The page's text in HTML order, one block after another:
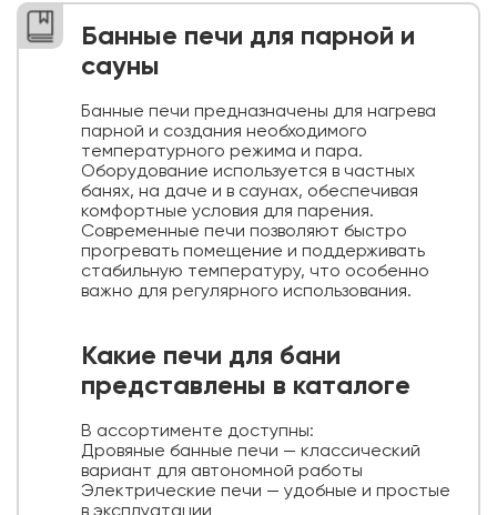
Банные печи для парной и
сауны
Банные печи предназначены для нагрева
парной и создания необходимого
температурного режима и пара.
Оборудование используется в частных
банях, на даче и в саунах, обеспечивая
комфортные условия для парения.
Современные печи позволяют быстро
прогревать помещение и поддерживать
стабильную температуру, что особенно
важно для регулярного использования.
Какие печи для бани
представлены в каталоге
В ассортименте доступны:
Дровяные банные печи — классический
вариант для автономной работы
Электрические печи — удобные и простые
в эксплуатации